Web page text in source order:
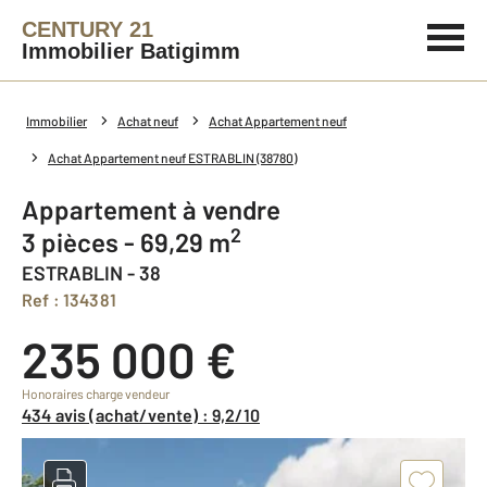
CENTURY 21
Immobilier Batigimm
Immobilier Achat neuf Achat Appartement neuf
Achat Appartement neuf ESTRABLIN (38780)
Appartement à vendre
3 pièces - 69,29 m2
ESTRABLIN - 38
Ref : 134381
235 000 €
Honoraires charge vendeur
434 avis (achat/vente) : 9,2/10